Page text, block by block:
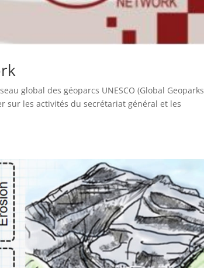
global des géoparcs UNESCO (Global Geoparks
sur les activités du secrétariat général et les